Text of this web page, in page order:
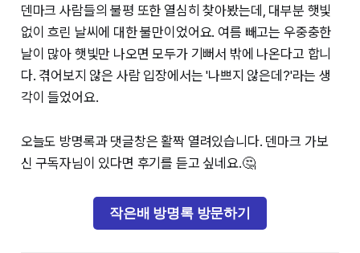
덴마크 사람들의 불평 또한 열심히 찾아봤는데, 대부분 햇빛
없이 흐린 날씨에 대한 불만이었어요. 여름 빼고는 우중충한
날이 많아 햇빛만 나오면 모두가 기뻐서 밖에 나온다고 합니
다. 겪어보지 않은 사람 입장에서는 '나쁘지 않은데?'라는 생
각이 들었어요.
오늘도 방명록과 댓글창은 활짝 열려있습니다. 덴마크 가보
신 구독자님이 있다면 후기를 듣고 싶네요.🤔
작은배 방명록 방문하기